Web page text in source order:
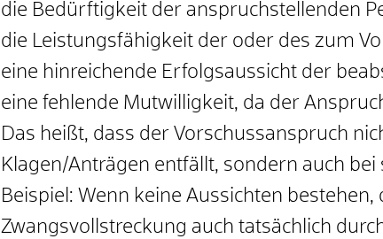
die Bedürftigkeit der anspruchstellenden
die Leistungsfähigkeit der oder des zum
eine hinreichende Erfolgsaussicht der
eine fehlende Mutwilligkeit, da der
Das heißt, dass der Vorschussanspruch
Klagen/Anträgen entfällt, sondern auch
Beispiel: Wenn keine Aussichten
Zwangsvollstreckung auch tatsächlich